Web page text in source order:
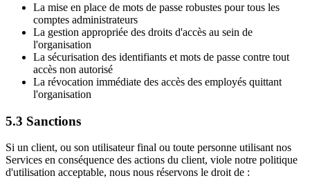
La mise en place de mots de passe robustes pour tous les
comptes administrateurs
La gestion appropriée des droits d'accès au sein de
l'organisation
La sécurisation des identifiants et mots de passe contre tout
accès non autorisé
La révocation immédiate des accès des employés quittant
l'organisation
5.3 Sanctions
Si un client, ou son utilisateur final ou toute personne utilisant nos
Services en conséquence des actions du client, viole notre politique
d'utilisation acceptable, nous nous réservons le droit de :